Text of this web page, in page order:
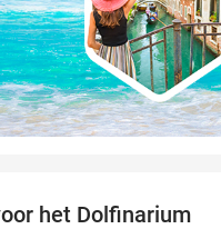
het Dolfinarium